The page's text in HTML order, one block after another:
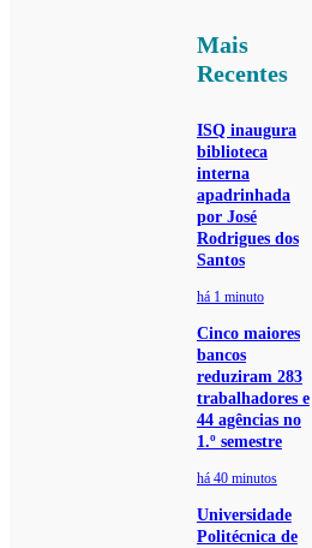
Mais
Recentes
ISQ inaugura
biblioteca
interna
apadrinhada
por José
Rodrigues dos
Santos
há 1 minuto
Cinco maiores
bancos
reduziram 283
trabalhadores e
44 agências no
1.º semestre
há 40 minutos
Universidade
Politécnica de